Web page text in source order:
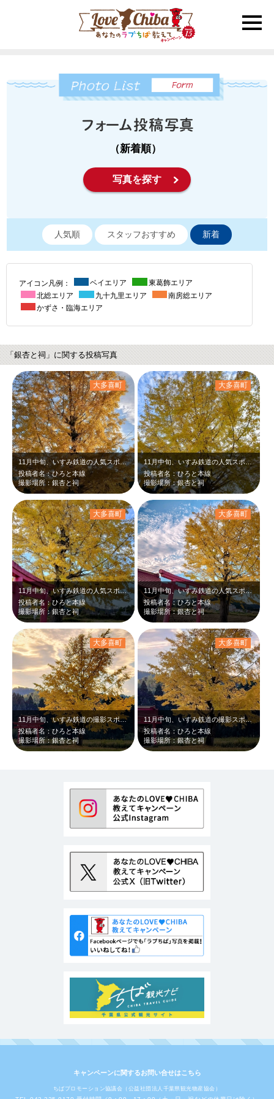
toggle
（新着順）
写真を探す
人気順 スタッフおすすめ 新着
アイコン凡例： ベイエリア
東葛飾エリア
北総エリア
九十九里エリア
南房総エリア
かずさ・臨海エリア
「銀杏と祠」に関する投稿写真
11月中旬、いすみ鉄道の人気スポット銀杏と祠です。黄色く黄葉したイチョウと赤い…
投稿者名：ひろと本線
撮影場所：銀杏と祠
大多喜町
11月中旬、いすみ鉄道の人気スポット銀杏と祠です。黄色く黄葉したイチョウと赤い…
投稿者名：ひろと本線
撮影場所：銀杏と祠
大多喜町
11月中旬、いすみ鉄道の人気スポット銀杏と祠です。黄色く黄葉したイチョウと赤い…
投稿者名：ひろと本線
撮影場所：銀杏と祠
大多喜町
11月中旬、いすみ鉄道の人気スポット銀杏と祠です。黄色く黄葉したイチョウと赤い…
投稿者名：ひろと本線
撮影場所：銀杏と祠
大多喜町
11月中旬、いすみ鉄道の撮影スポット銀杏と祠です。緑の田と黄色く黄葉したイチョ…
投稿者名：ひろと本線
撮影場所：銀杏と祠
大多喜町
11月中旬、いすみ鉄道の撮影スポット銀杏と祠です。緑の田と黄色いイチョウ、そし…
投稿者名：ひろと本線
撮影場所：銀杏と祠
大多喜町
キャンペーンに関するお問い合せはこちら
ちばプロモーション協議会（公益社団法人千葉県観光物産協会）